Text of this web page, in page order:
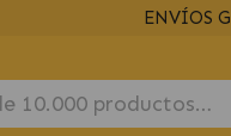
ENVÍOS